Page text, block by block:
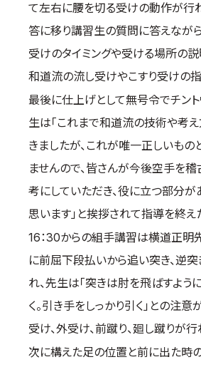
て左右に腰を切る受けの動作が行
答に移り講習生の質問に答えなが
受けのタイミングや受ける場所の説
和道流の流し受けやこすり受けの
最後に仕上げとして無号令でチン
生は「これまで和道流の技術や考
きましたが、これが唯一正しいもの
ませんので、皆さんが今後空手を稽
考にしていただき、役に立つ部分
思います」と挨拶されて指導を終え
16：30からの組手講習は横道正明
に前屈下段払いから追い突き、逆
れ、先生は「突きは肘を飛ばすよう
く。引き手をしっかり引く」との注意
受け、外受け、前蹴り、廻し蹴りが行
次に構えた足の位置と前に出た時